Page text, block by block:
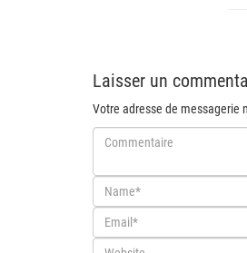
Laisser un
Votre adresse de messagerie